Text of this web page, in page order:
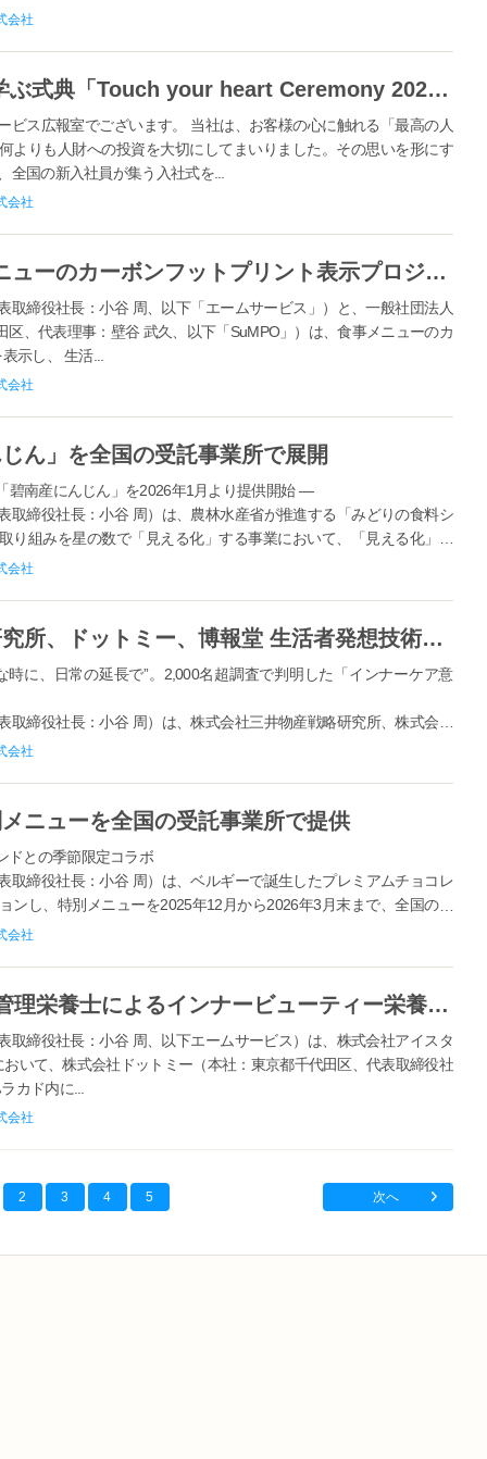
し、世界で活躍する仙台出身のフィギュアスケーター佐藤 駿選手
会社
500名が一堂に会し─色と体験で学ぶ式典「Touch your heart Ceremony 2026（入社式）」取材のご案内
ス広報室でございます。 当社は、お客様の心に触れる「最高の人
よりも人財への投資を大切にしてまいりました。その思いを形にす
国の新入社員が集う入社式を...
会社
SuMPO×エームサービス 食事メニューのカーボンフットプリント表示プロジェクト -データ連携完了とアプリ機能提供開始のお知らせ-
締役社長：小谷 周、以下「エームサービス」）と、一般社団法人
、代表理事：壁谷 武久、以下「SuMPO」）は、食事メニューのカ
示し、 生活...
会社
ん」を全国の受託事業所で展開
南産にんじん」を2026年1月より提供開始 —
取締役社長：小谷 周）は、農林水産省が推進する「みどりの食料シ
組みを星の数で「見える化」する事業において、「見える化」ラ
にんじん「へきなん美人」を、20...
会社
エームサービス、三井物産戦略研究所、ドットミー、博報堂 生活者発想技術研究所の4社で 「インナーケアに関する意識調査」を共同実施
時に、日常の延長で”。2,000名超調査で判明した「インナーケア意
締役社長：小谷 周）は、株式会社三井物産戦略研究所、株式会社
の4社で、インナーケア領域における生活者理解を深め、無理なく
会社
ニューを全国の受託事業所で提供
ドとの季節限定コラボ
取締役社長：小谷 周）は、ベルギーで誕生したプレミアムチョコレ
し、特別メニューを2025年12月から2026年3月末まで、全国の社
株式会社および...
会社
Tokyo Beauty Week2025で当社管理栄養士によるインナービューティー栄養セミナーを開催
取締役社長：小谷 周、以下エームサービス）は、株式会社アイスタ
いて、株式会社ドットミー（本社：東京都千代田区、代表取締役社
カド内に...
会社
2 3 4 5 次へ